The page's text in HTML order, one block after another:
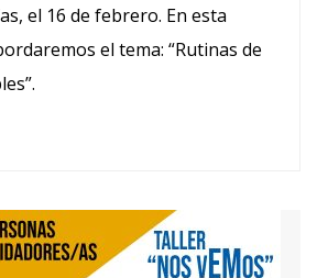
el 16 de febrero. En esta
el tema: “Rutinas de